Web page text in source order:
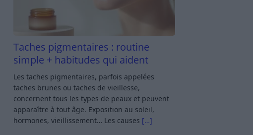
Taches pigmentaires : routine
simple + habitudes qui aident
Les taches pigmentaires, parfois appelées
taches brunes ou taches de vieillesse,
concernent tous les types de peaux et peuvent
apparaître à tout âge. Exposition au soleil,
hormones, vieillissement… Les causes […]